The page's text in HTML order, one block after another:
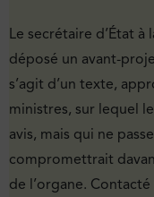
Le secrétaire d’État
déposé un avant-
s’agit d’un texte,
minis­tres, sur lequel
avis, mais qui ne
compromettrait
de l’organe.